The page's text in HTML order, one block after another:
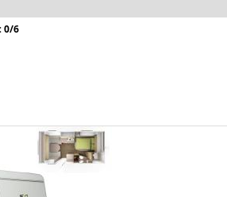
0/6